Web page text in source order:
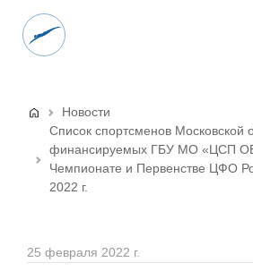
Новости
Список спортсменов Московской
финансируемых ГБУ МО «ЦСП
Чемпионате и Первенстве ЦФО
2022 г.
25 февраля 2022 г.